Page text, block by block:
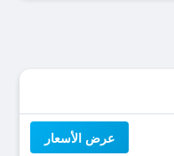
عرض الأسعار